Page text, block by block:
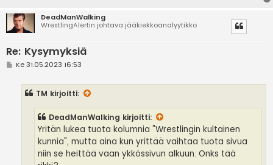
DeadManWalking
WrestlingAlertin johtava jääkiekkoanalyytikko
Re: Kysymyksiä
VKe 31.05.2023 16:53
TM kirjoitti:
DeadManWalking kirjoitti:
Yritän lukea tuota kolumnia "Wrestlingin kultainen
kunnia", mutta aina kun yrittää vaihtaa tuota sivua
niin se heittää vaan ykkössivun alkuun. Onks tää